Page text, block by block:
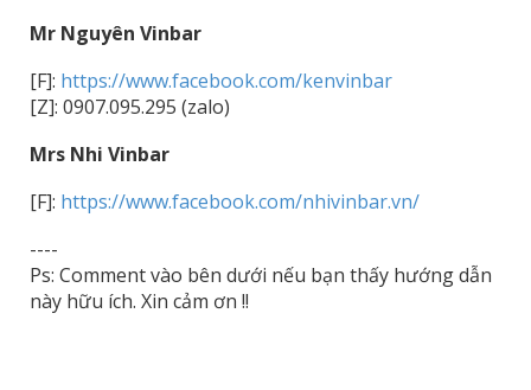
Mr Nguyên Vinbar
[F]: https://www.facebook.com/kenvinbar
[Z]: 0907.095.295 (zalo)
Mrs Nhi Vinbar
[F]: https://www.facebook.com/nhivinbar.vn/
----
Ps: Comment vào bên dưới nếu bạn thấy hướng dẫn
này hữu ích. Xin cảm ơn !!